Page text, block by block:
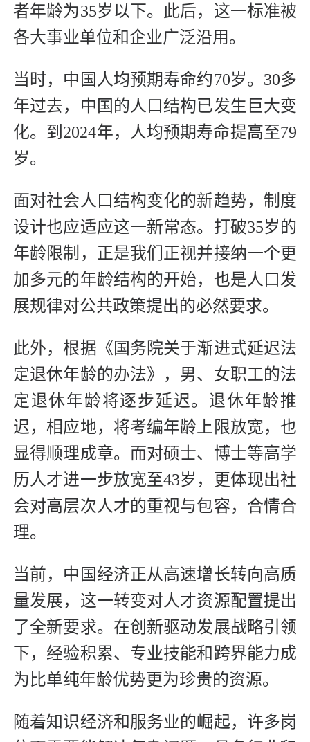
者年龄为35岁以下。此后，这一标准被
各大事业单位和企业广泛沿用。
当时，中国人均预期寿命约70岁。30多
年过去，中国的人口结构已发生巨大变
化。到2024年，人均预期寿命提高至79
岁。
面对社会人口结构变化的新趋势，制度
设计也应适应这一新常态。打破35岁的
年龄限制，正是我们正视并接纳一个更
加多元的年龄结构的开始，也是人口发
展规律对公共政策提出的必然要求。
此外，根据《国务院关于渐进式延迟法
定退休年龄的办法》，男、女职工的法
定退休年龄将逐步延迟。退休年龄推
迟，相应地，将考编年龄上限放宽，也
显得顺理成章。而对硕士、博士等高学
历人才进一步放宽至43岁，更体现出社
会对高层次人才的重视与包容，合情合
理。
当前，中国经济正从高速增长转向高质
量发展，这一转变对人才资源配置提出
了全新要求。在创新驱动发展战略引领
下，经验积累、专业技能和跨界能力成
为比单纯年龄优势更为珍贵的资源。
随着知识经济和服务业的崛起，许多岗